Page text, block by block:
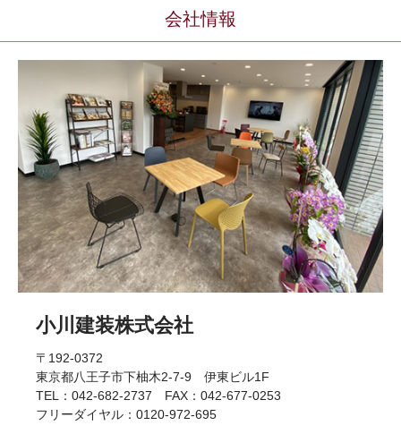
会社情報
小川建装株式会社
〒192-0372
東京都八王子市下柚木2-7-9 伊東ビル1F
TEL：042-682-2737 FAX：042-677-0253
フリーダイヤル：0120-972-695